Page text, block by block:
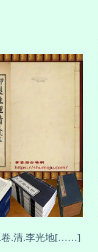
卷.清.李光地[……]